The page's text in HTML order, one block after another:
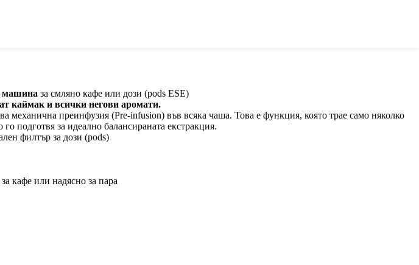
машина за смляно кафе или дози (pods ESE)
каймак и всички негови аромати.
механична преинфузия (Pre-infusion) във всяка чаша. Това е функция, която трае само няколко
подготвя за идеално балансираната екстракция.
филтър за дози (pods)
кафе или надясно за пара